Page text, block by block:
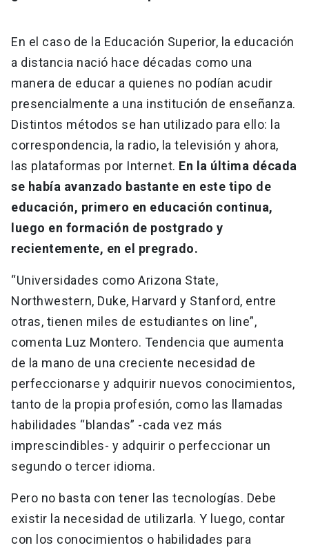
En el caso de la Educación Superior, la educación
a distancia nació hace décadas como una
manera de educar a quienes no podían acudir
presencialmente a una institución de enseñanza.
Distintos métodos se han utilizado para ello: la
correspondencia, la radio, la televisión y ahora,
las plataformas por Internet. En la última década
se había avanzado bastante en este tipo de
educación, primero en educación continua,
luego en formación de postgrado y
recientemente, en el pregrado.
“Universidades como Arizona State,
Northwestern, Duke, Harvard y Stanford, entre
otras, tienen miles de estudiantes on line”,
comenta Luz Montero. Tendencia que aumenta
de la mano de una creciente necesidad de
perfeccionarse y adquirir nuevos conocimientos,
tanto de la propia profesión, como las llamadas
habilidades “blandas” -cada vez más
imprescindibles- y adquirir o perfeccionar un
segundo o tercer idioma.
Pero no basta con tener las tecnologías. Debe
existir la necesidad de utilizarla. Y luego, contar
con los conocimientos o habilidades para